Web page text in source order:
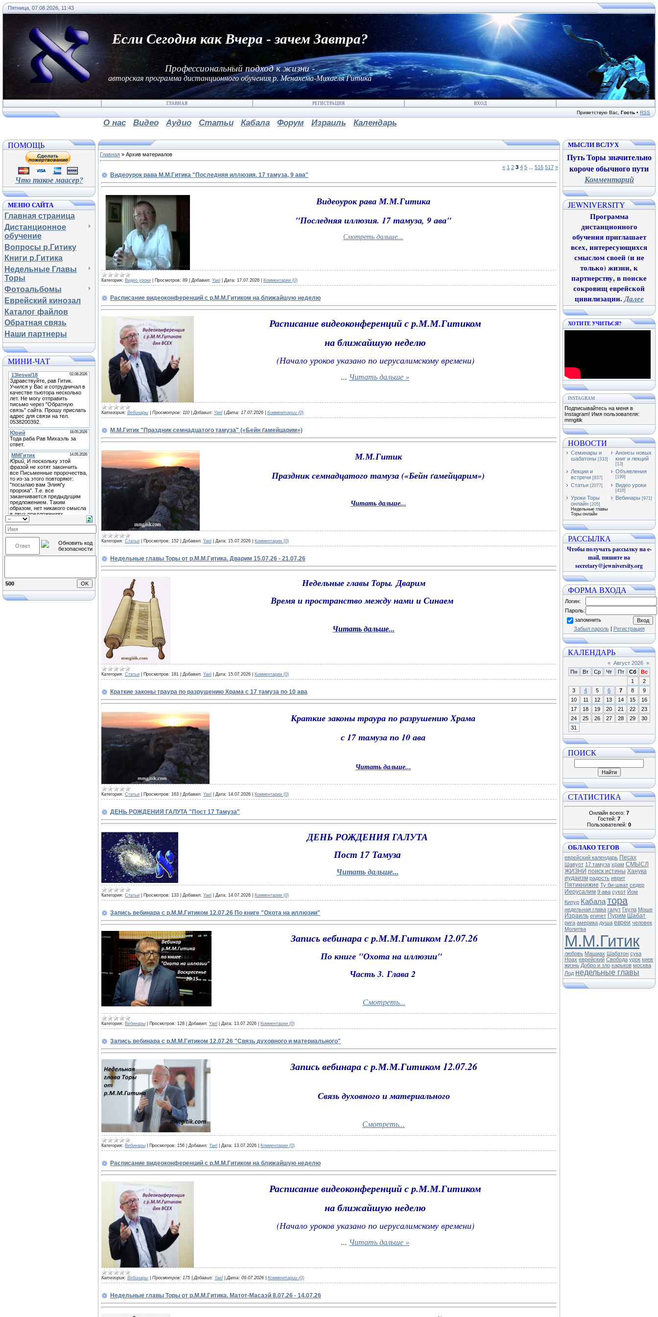
Пятница, 07.08.2026, 11:43
Если Сегодня как Вчера - зачем Завтра?
Профессиональный подход к жизни -
авторская программа дистанционного обучения р. Менахема-Михаеля Гитика
ГЛАВНАЯ РЕГИСТРАЦИЯ ВХОД
Приветствую Вас Гость • RSS
О нас Видео Аудио Статьи Кабала Форум Израиль Календарь
ПОМОЩЬ
Что такое маасер?
МЕНЮ САЙТА
Главная страница
Дистанционное
обучение
Вопросы р.Гитику
Книги р.Гитика
Недельные Главы
Торы
Фотоальбомы
Еврейский кинозал
Каталог файлов
Обратная связь
Наши партнеры
МИНИ-ЧАТ
500
Главная » Архив материалов
« 1 2 3 4 5 516 517 »
Видеоурок рава М.М.Гитика "Последняя иллюзия. 17 тамуза, 9 ава"
Видеоурок рава М.М.Гитика
"Последняя иллюзия. 17 тамуза, 9 ава"
Смотреть дальше...
Категория: Видео уроки Просмотров: 89 Добавил: Yael Дата: 17.07.2026 Комментарии (0)
Расписание видеоконференций с р.М.М.Гитиком на ближайшую неделю
Расписание видеоконференций с р.М.М.Гитиком
на ближайшую неделю
(Начало уроков указано по иерусалимскому времени)
... Читать дальше »
Категория: Вебинары Просмотров: 110 |Добавил: Yael |Дата: 17.07.2026 Комментарии (0)
М.М.Гитик "Праздник семнадцатого тамуза" («Бейн ґамейцарим»)
М.М.Гитик
Праздник семнадцатого тамуза («Бейн ґамейцарим»)
Читать дальше...
Категория: Статьи Просмотров: 152 Добавил: Yael Дата: 15.07.2026 Комментарии (0)
Недельные главы Торы от р.М.М.Гитика. Дварим 15.07.26 - 21.07.26
Недельные главы Торы.Дварим
Время и пространство между нами и Синаем
Читать дальше...
Категория: Статьи Просмотров: 181 Добавил: Yael Дата: 15.07.2026 Комментарии (0)
Краткие законы траура по разрушению Храма с 17 тамуза по 10 ава
Краткие законы траура по разрушению Храма
с 17 тамуза по 10 ава
Читать дальше...
Категория: Статьи Просмотров: 163 Добавил: Yael Дата: 14.07.2026 Комментарии (0)
ДЕНЬ РОЖДЕНИЯ ГАЛУТА "Пост 17 Тамуза"
ДЕНЬ РОЖДЕНИЯ ГАЛУТА
Пост 17 Тамуза
Читать дальше...
Категория: Статьи Просмотров: 133 Добавил: Yael Дата: 14.07.2026 Комментарии (0)
Запись вебинара с р.М.М.Гитиком 12.07.26 По книге "Охота на иллюзии"
Запись вебинара с р.М.М.Гитиком 12.07.26
По книге "Охота на иллюзии"
Часть 3. Глава 2
Смотреть...
Категория: Вебинары Просмотров: 128 Добавил: Yael Дата: 13.07.2026 Комментарии (0)
Запись вебинара с р.М.М.Гитиком 12.07.26 "Связь духовного и материального"
Запись вебинара с р.М.М.Гитиком 12.07.26
Связь духовного и материального
Смотреть...
Категория: Вебинары Просмотров: 156 Добавил: Yael Дата: 13.07.2026 Комментарии (0)
Расписание видеоконференций с р.М.М.Гитиком на ближайшую неделю
Расписание видеоконференций с р.М.М.Гитиком
на ближайшую неделю
(Начало уроков указано по иерусалимскому времени)
... Читать дальше »
Категория: Вебинары Просмотров: 175 |Добавил: Yael |Дата: 09.07.2026 Комментарии (0)
Недельные главы Торы от р.М.М.Гитика. Матот-Масаэй 8.07.26 - 14.07.26
МЫСЛИ ВСЛУХ
Путь Торы значительно
короче обычного пути
Комментарий
JEWNIVERSITY
Программа
дистанционного
обучения приглашает
всех, интересующихся
смыслом своей (и не
только) жизни, к
партнерству, в поиске
сокровищ еврейской
цивилизации.Далее
ХОТИТЕ УЧИТЬСЯ?
INSTAGRAM
Подписывайтесь на меня в
Instagram! Имя пользователя:
mmgitik
НОВОСТИ
Семинары и
шабатоны [333]
Анонсы новых
книг и лекций
[13]
Лекции и
встречи [837]
Объявления
[199]
Статьи [2077] Видео уроки
[416]
Уроки Торы
онлайн [205]
Недельные главы
Торы онлайн
Вебинары [971]
РАССЫЛКА
Чтобы получать рассылку на e-
mail, пишите на
secretary@jewniversity.org
ФОРМА ВХОДА
Логин:
Пароль:
запомнить
Забыл пароль| Регистрация
КАЛЕНДАРЬ
« Август 2026 »
Пн
Вт Ср Чт Пт Сб
Вс
1
2
3
4 5 6 7 8
9
10
11 12 13 14 15
16
17
18 19 20 21 22
23
24
25 26 27 28 29
30
31
ПОИСК
СТАТИСТИКА
Онлайн всего: 7
Гостей: 7
Пользователей: 0
ОБЛАКО ТЕГОВ
еврейский календарь Песах
Шавуот 17 тамуза храм СМЫСЛ
ЖИЗНИ поиск истины Ханука
иудаизм радость иврит
Пятикнижие Ту би-шват седер
Иерусалим 9 ава сукот Йом
Кипур Кабалатора
недельная глава галут Геула Моше
Израиль египет Пурим Шабат
рига америка душа евреи человек
Молитва
М.М.Гитик
любовь Машиах Шабатон сука
Ноах еврейский Свобода урок киев
жизнь Добро и зло харьков москва
Лод недельные главы